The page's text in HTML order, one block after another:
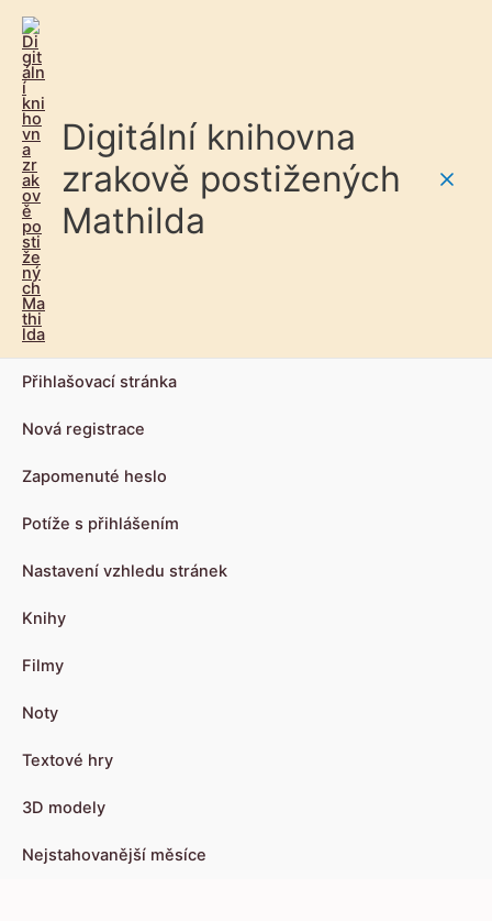
Digitální knihovna
zrakově postižených
Mathilda
Přihlašovací stránka
Nová registrace
Zapomenuté heslo
Potíže s přihlášením
Nastavení vzhledu stránek
Knihy
Filmy
Noty
Textové hry
3D modely
Nejstahovanější měsíce